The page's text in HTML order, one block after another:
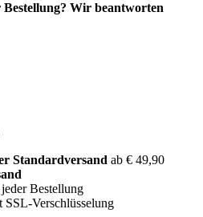
Wir beantworten
Standardversand ab € 49,90
Bestellung
SSL-Verschlüsselung